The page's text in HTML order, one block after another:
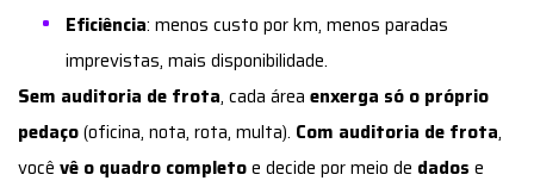
Eficiência: menos custo por km, menos paradas
imprevistas, mais disponibilidade.
Sem auditoria de frota, cada área enxerga só o próprio
pedaço(oficina, nota, rota, multa). Com auditoria de frota,
você vê o quadro completoe decide por meio de dados e